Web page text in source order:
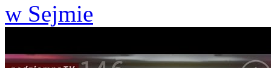
w Sejmie